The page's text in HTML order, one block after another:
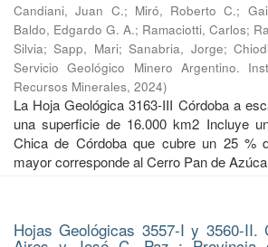
Candiani, Juan C.; Miró, Roberto C.;
Baldo, Edgardo G. A.; Ramaciotti, Carlos;
Silvia;Sapp, Mari;Sanabria, Jorge;
Servicio Geológico Minero Argentino.
Recursos Minerales, 2024)
La Hoja Geológica 3163-III Córdoba a
una superficie de 16.000 km2 Incluye
Chica de Córdoba que cubre un 25 %
mayor corresponde al Cerro Pan de
Hojas Geológicas 3557-I y 3560-II.